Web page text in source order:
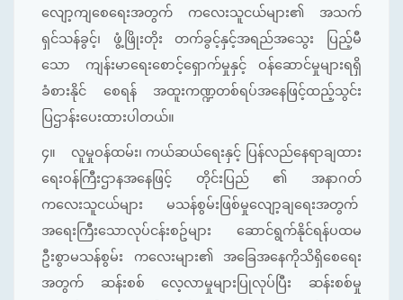
လျော့ကျစေရေးအတွက် ကလေးသူငယ်များ၏ အသက်
ရှင်သန်ခွင့်၊ ဖွံ့ဖြိုးတိုး တက်ခွင့်နှင့်အရည်အသွေး ပြည့်မီ
သော ကျန်းမာရေးစောင့်ရှောက်မှုနှင့် ဝန်ဆောင်မှုများရရှိ
ခံစားနိုင် စေရန် အထူးကဏ္ဍတစ်ရပ်အနေဖြင့်ထည့်သွင်း
ပြဌာန်းပေးထားပါတယ်။
၄။
လူမှုဝန်ထမ်း၊ ကယ်ဆယ်ရေးနှင့် ပြန်လည်နေရာချထား
ရေးဝန်ကြီးဌာနအနေဖြင့် တိုင်းပြည် ၏ အနာဂတ်
ကလေးသူငယ်များ မသန်စွမ်းဖြစ်မှုလျော့ချရေးအတွက်
အရေးကြီးသောလုပ်ငန်းစဥ်များ ဆောင်ရွက်နိုင်ရန်ပထမ
ဦးစွာမသန်စွမ်း ကလေးများ၏ အခြေအနေကိုသိရှိစေရေး
အတွက် ဆန်းစစ် လေ့လာမှုများပြုလုပ်ပြီး ဆန်းစစ်မှု